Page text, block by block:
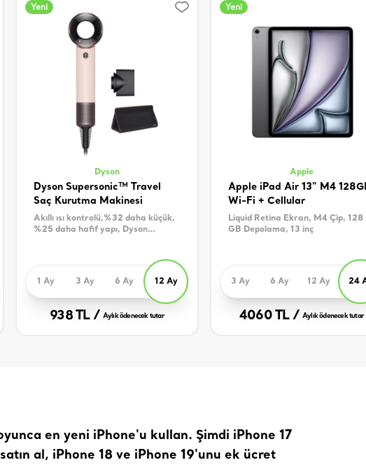
Yeni
Dyson
Dyson Supersonic™ Travel
Saç Kurutma Makinesi
Akıllı ısı kontrolü,%32 daha küçük,
%25 daha hafif yapı, Dyson
1 Ay 3 Ay 6 Ay 12 Ay
938 TL / Aylık ödenecek tutar
Yeni
Apple
Apple iPad Air 13" M4
Wi-Fi + Cellular
Liquid Retina Ekran, M4 Çip, 128
GB Depolama, 13 inç
3 Ay 6 Ay 12 Ay 24
4060 TL / Aylık ödenecek tutar
en yeni iPhone'u kullan. Şimdi iPhone 17
al, iPhone 18 ve iPhone 19'unu ek ücret